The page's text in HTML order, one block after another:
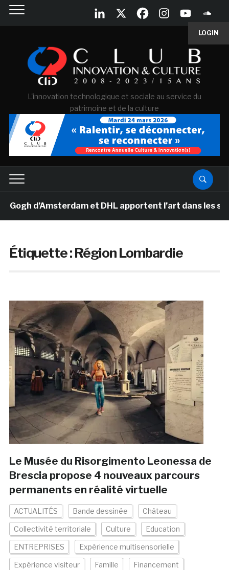
LOGIN
L'innovation technologique et sociale au service du
patrimoine et de la culture
d’Amsterdam et DHL apportent l’art dans les
Étiquette :Région Lombardie
Le Musée du Risorgimento Leonessa de
Brescia propose 4 nouveaux parcours
permanents en réalité virtuelle
ACTUALITÉS Bande dessinée Château
Collectivité territoriale Culture Education
ENTREPRISES Expérience multisensorielle
Expérience visiteur Famille Financement